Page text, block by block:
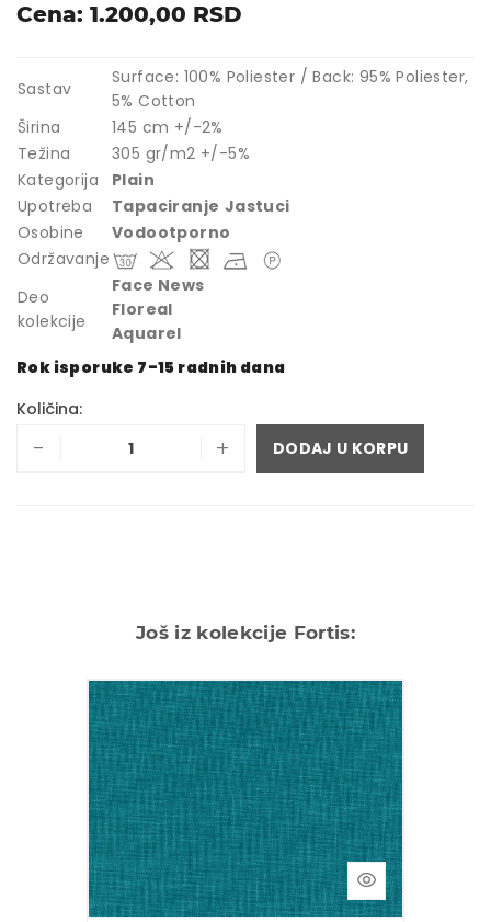
Cena: 1.200,00 RSD
Sastav
Surface: 100% Poliester / Back: 95% Poliester,
5% Cotton
Širina
145 cm +/-2%
Težina
305 gr/m2 +/-5%
Kategorija
Plain
Upotreba
Tapaciranje Jastuci
Osobine
Vodootporno
Održavanje
Deo
kolekcije
Face News
Floreal
Aquarel
Rok isporuke 7-15 radnih dana
Količina:
- + DODAJ U KORPU
Još iz kolekcije Fortis: